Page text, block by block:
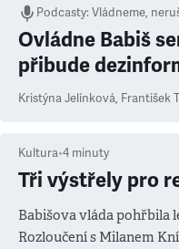
Podcasty:Vládneme,
Ovládne Babiš
přibude
Kristýna Jelínková, František
Kultura•4 minuty
Tři výstřely pro
Babišova vláda pohřbila
Rozloučení s Milanem